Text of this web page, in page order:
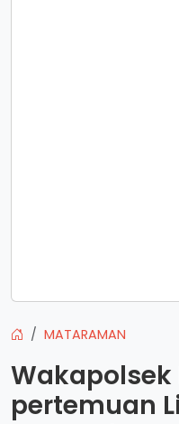
MATARAMAN
pertemuan